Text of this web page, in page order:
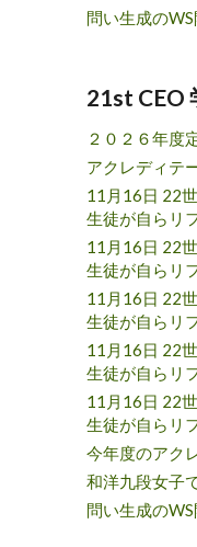
問い生成のWS
21st CEO
２０２６年
アクレディテ
11月16日 22
生徒が自らリ
11月16日 22
生徒が自らリ
11月16日 22
生徒が自らリ
11月16日 22
生徒が自らリ
11月16日 22
生徒が自らリ
今年度のアク
和洋九段女子
問い生成のWS